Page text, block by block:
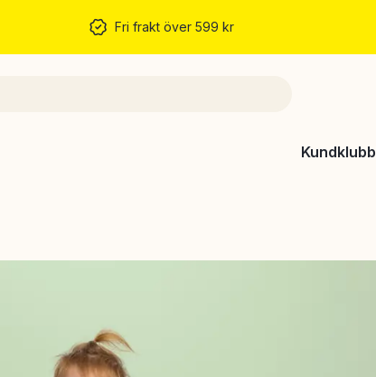
Fri frakt över 599 kr
Kundklubb